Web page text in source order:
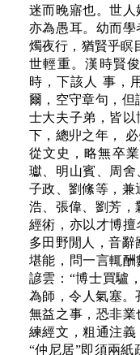
迷而晚寤也。世人
亦為愚耳。幼而
燭夜行，猶賢乎
世輕重。漢時賢
時，下該人 事，
爾，空守章句，但
士大夫子弟，皆
下，總丱之年，
從文史，略無卒
瓛、明山賓、周
子政、劉絛等，兼
浩、張偉、劉芳，
經術，亦以才博
多田野閒人，音
堪能，問一言輒
諺雲：“博士買驢
為師，令人氣塞。
無益之事，恐非
練經文，粗通注
“仲尼居”即須兩